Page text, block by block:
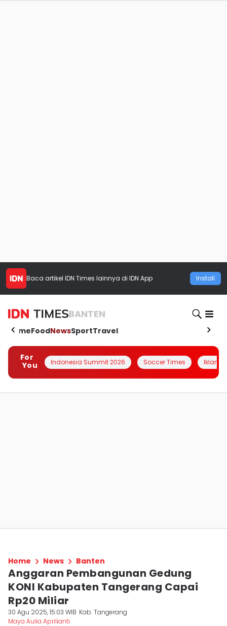
Baca artikel IDN Times lainnya di IDN App Install
BANTEN
HomeFoodNewsSportTravel
For
You
Indonesia Summit 2026 Soccer Times Iklanin
Home News Banten
Anggaran Pembangunan Gedung
KONI Kabupaten Tangerang Capai
Rp20 Miliar
30 Agu 2025, 15:03 WIB Kab. Tangerang
Maya Aulia Aprilianti